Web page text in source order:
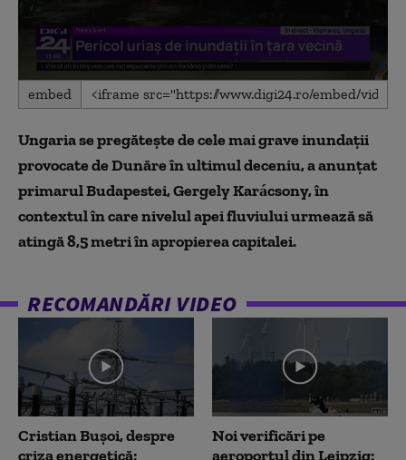
0
seconds
minutes,
seconds
embed
Ungaria se pregăteşte de cele mai grave inundaţii
provocate de Dunăre în ultimul deceniu, a anunțat
primarul Budapestei, Gergely Karácsony, în
contextul în care nivelul apei fluviului urmează să
atingă 8,5 metri în apropierea capitalei.
RECOMANDĂRI VIDEO
Cristian Bușoi, despre
criza energetică:
Noi verificări pe
aeroportul din Leipzig: